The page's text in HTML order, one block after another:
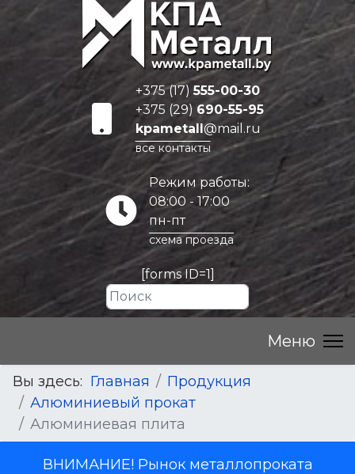
+375 (17)555-00-30
+375 (29) 690-55-95
kpametall@mail.ru
все контакты
Режим работы:
08:00 - 17:00
пн-пт
схема проезда
[forms ID=1]
Вы здесь: Главная
Продукция
Алюминиевый прокат
Алюминиевая плита
ВНИМАНИЕ! Рынок металлопроката